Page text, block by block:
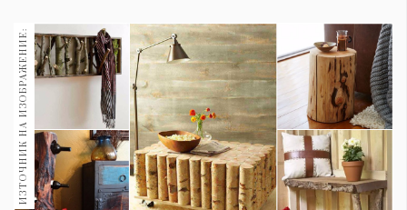
Книги
30+ 1970
Гурме 1710
Пътувай
237
389
ИЗТОЧНИК НА ИЗОБРАЖЕНИЕ: